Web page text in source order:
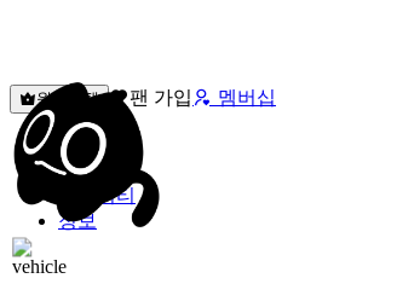
원픽선택 팬 가입 멤버십
밐타운
피드
커뮤니티
정보